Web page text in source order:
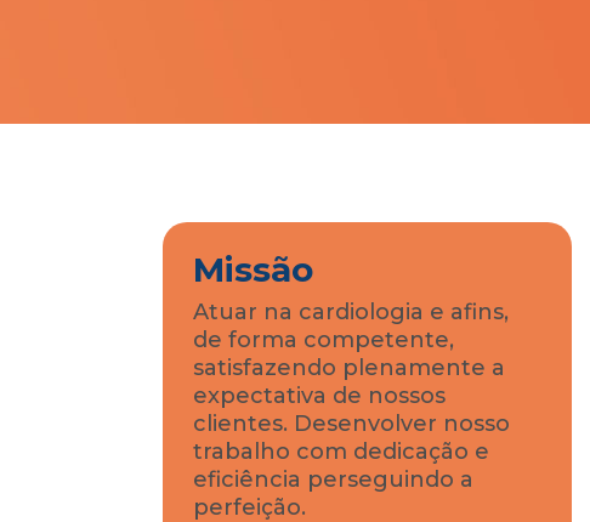
Missão
Atuar na cardiologia e afins,
de forma competente,
satisfazendo plenamente a
expectativa de nossos
clientes. Desenvolver nosso
trabalho com dedicação e
eficiência perseguindo a
perfeição.